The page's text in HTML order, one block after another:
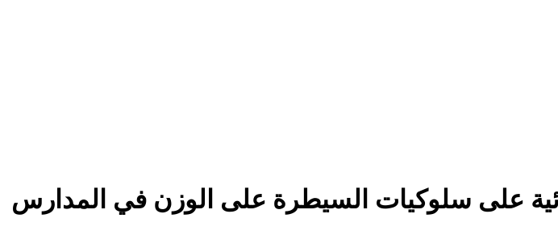
على سلوكيات السيطرة على الوزن في المدارس